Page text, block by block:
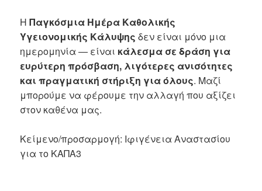
ΗΠαγκόσμια Ημέρα Καθολικής
Υγειονομικής Κάλυψης δεν είναι μόνο μια
ημερομηνία — είναι κάλεσμα σε δράση για
ευρύτερη πρόσβαση, λιγότερες ανισότητες
και πραγματική στήριξη για όλους. Μαζί
μπορούμε να φέρουμε την αλλαγή που αξίζει
στον καθένα μας.
Κείμενο/προσαρμογή: Ιφιγένεια Αναστασίου
για το ΚΑΠΑ3